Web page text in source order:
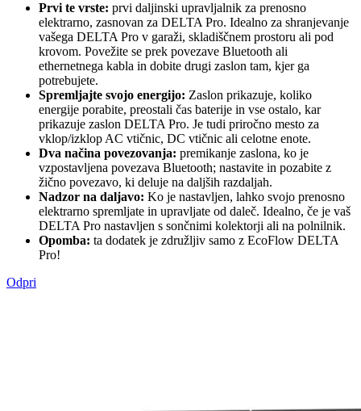
Prvi te vrste: prvi daljinski upravljalnik za prenosno
elektrarno, zasnovan za DELTA Pro. Idealno za shranjevanje
vašega DELTA Pro v garaži, skladiščnem prostoru ali pod
krovom. Povežite se prek povezave Bluetooth ali
ethernetnega kabla in dobite drugi zaslon tam, kjer ga
potrebujete.
Spremljajte svojo energijo: Zaslon prikazuje, koliko
energije porabite, preostali čas baterije in vse ostalo, kar
prikazuje zaslon DELTA Pro. Je tudi priročno mesto za
vklop/izklop AC vtičnic, DC vtičnic ali celotne enote.
Dva načina povezovanja: premikanje zaslona, ​​ko je
vzpostavljena povezava Bluetooth; nastavite in pozabite z
žično povezavo, ki deluje na daljših razdaljah.
Nadzor na daljavo: Ko je nastavljen, lahko svojo prenosno
elektrarno spremljate in upravljate od daleč. Idealno, če je vaš
DELTA Pro nastavljen s sončnimi kolektorji ali na polnilnik.
Opomba: ta dodatek je združljiv samo z EcoFlow DELTA
Pro!
Odpri